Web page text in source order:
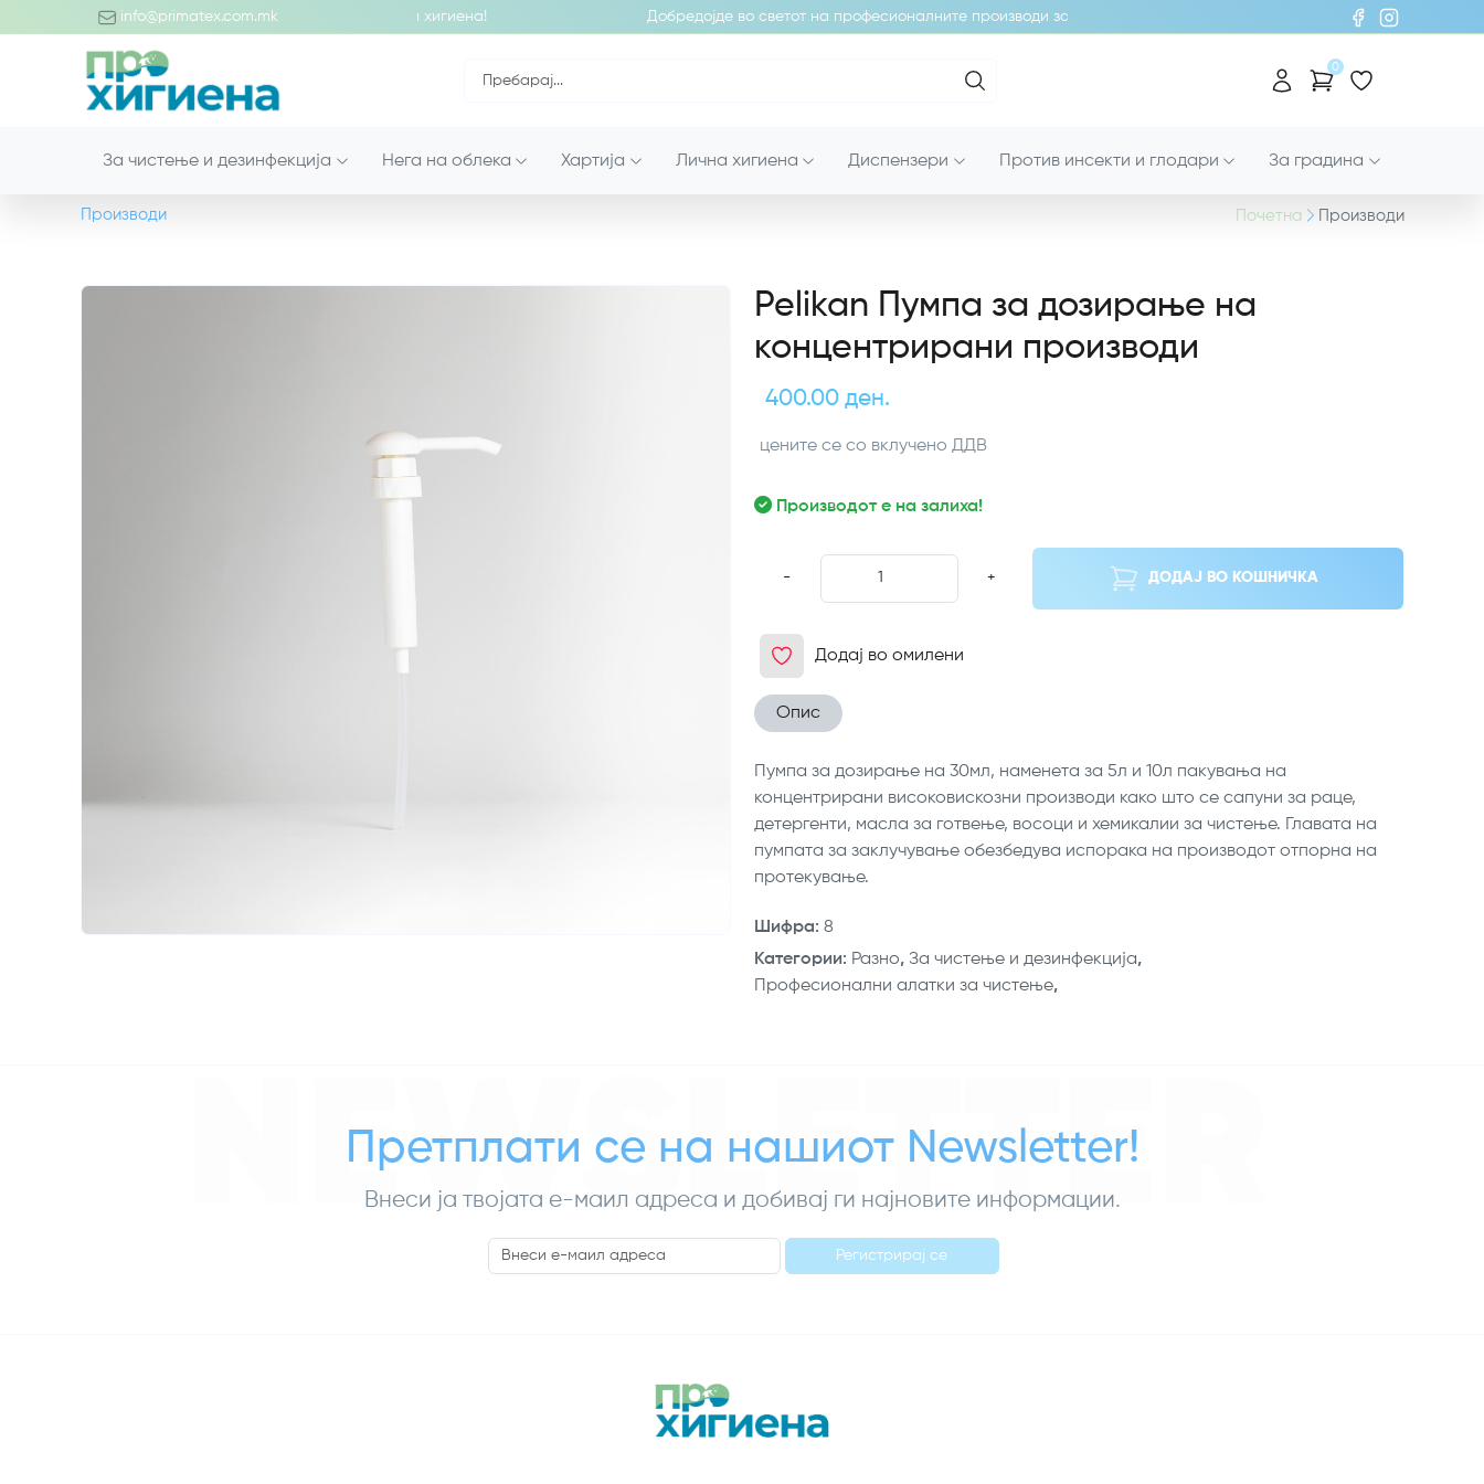
info@primatex.com.mk
во светот на професионалните производи за хигиена! Добредојде во светот на професионалните производи за хигиена!
0
За чистење и дезинфекција Нега на облека Хартија Лична хигиена Диспензери Против инсекти и глодари За градина
Производи Почетна Производи
Pelikan Пумпа за дозирање на
концентрирани производи
400.00 ден.
цените се со вклучено ДДВ
Производот е на залиха!
- + ДОДАЈ ВО КОШНИЧКА
Додај во омилени
Опис
Пумпа за дозирање на 30мл, наменета за 5л и 10л пакувања на
концентрирани високовискозни производи како што се сапуни за раце,
детергенти, масла за готвење, восоци и хемикалии за чистење. Главата на
пумпата за заклучување обезбедува испорака на производот отпорна на
протекување.
Шифра: 8
Категории: Разно, За чистење и дезинфекција,
Професионални алатки за чистење,
NEWSLETTER
Претплати се на нашиот Newsletter!
Внеси ја твојата е-маил адреса и добивај ги најновите информации.
Регистрирај се